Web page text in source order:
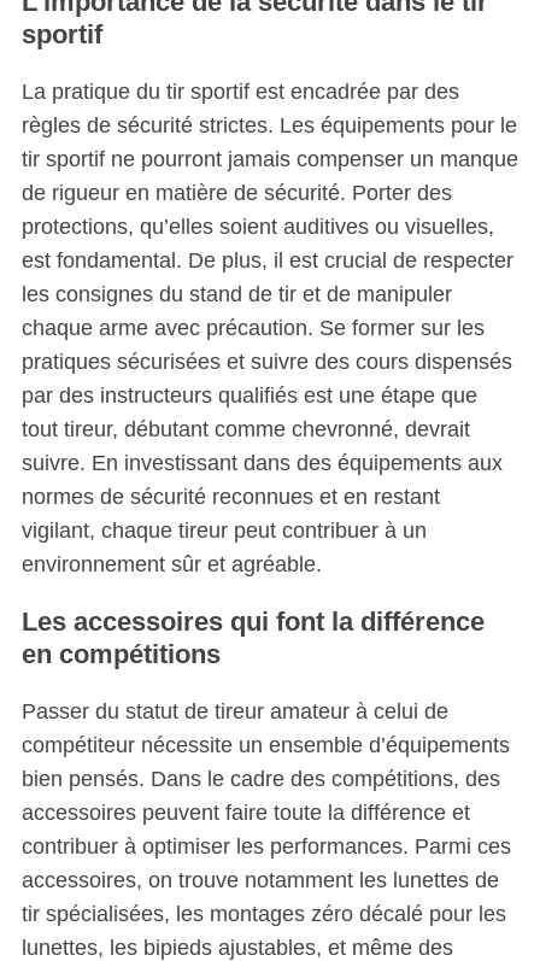
sportif
La pratique du tir sportif est encadrée par des
règles de sécurité strictes. Les équipements pour le
tir sportif ne pourront jamais compenser un manque
de rigueur en matière de sécurité. Porter des
protections, qu’elles soient auditives ou visuelles,
est fondamental. De plus, il est crucial de respecter
les consignes du stand de tir et de manipuler
chaque arme avec précaution. Se former sur les
pratiques sécurisées et suivre des cours dispensés
par des instructeurs qualifiés est une étape que
tout tireur, débutant comme chevronné, devrait
suivre. En investissant dans des équipements aux
normes de sécurité reconnues et en restant
vigilant, chaque tireur peut contribuer à un
environnement sûr et agréable.
Les accessoires qui font la différence
en compétitions
Passer du statut de tireur amateur à celui de
compétiteur nécessite un ensemble d’équipements
bien pensés. Dans le cadre des compétitions, des
accessoires peuvent faire toute la différence et
contribuer à optimiser les performances. Parmi ces
accessoires, on trouve notamment les lunettes de
tir spécialisées, les montages zéro décalé pour les
lunettes, les bipieds ajustables, et même des
: